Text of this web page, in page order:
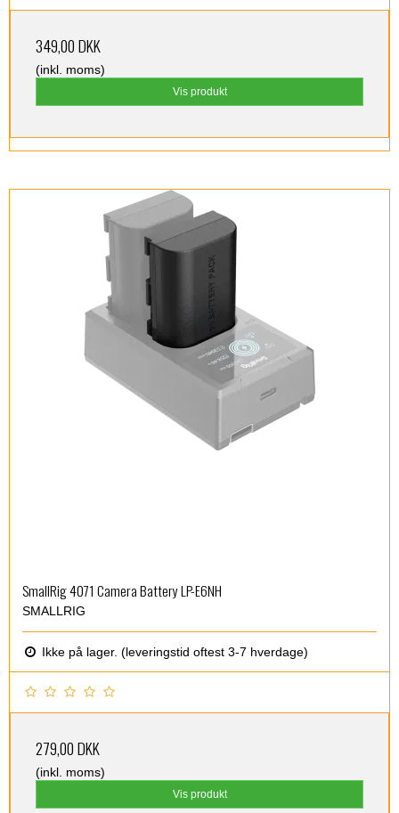
349,00 DKK
(inkl. moms)
Vis produkt
SmallRig 4071 Camera Battery LP-E6NH
SMALLRIG
Ikke på lager. (leveringstid oftest 3-7 hverdage)
279,00 DKK
(inkl. moms)
Vis produkt